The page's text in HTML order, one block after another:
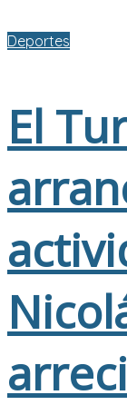
Deportes
El